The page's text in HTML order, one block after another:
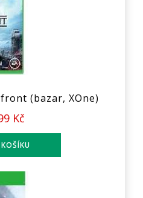
(bazar, XOne)
Kč